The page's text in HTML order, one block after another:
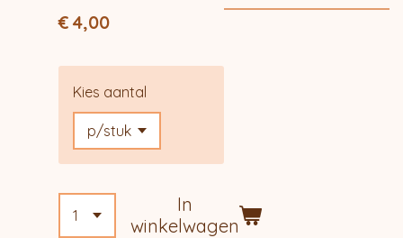
€ 4,00
Kies aantal
In
winkelwagen